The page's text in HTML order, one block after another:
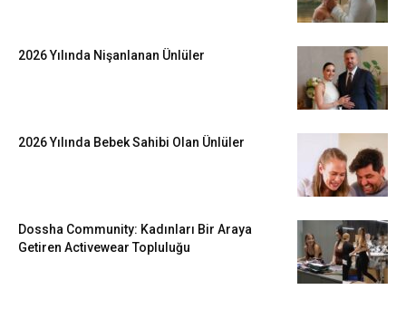
2026 Yılında Nişanlanan Ünlüler
2026 Yılında Bebek Sahibi Olan Ünlüler
Dossha Community: Kadınları Bir Araya
Getiren Activewear Topluluğu